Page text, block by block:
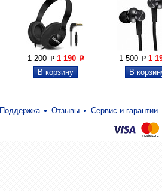
1 200P 1 190 P 1 500P 1
Поддержка Отзывы Сервис и гарантии